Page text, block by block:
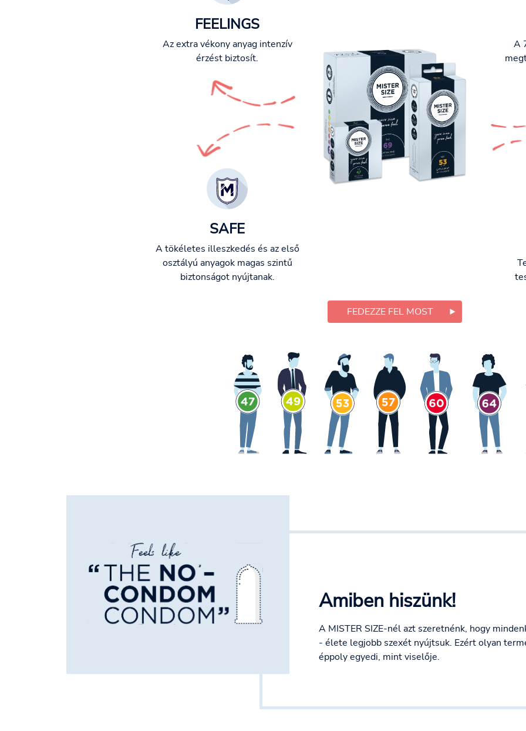
FEELINGS
Az extra vékony anyag intenzív
érzést biztosít.
SAFE
A tökéletes illeszkedés és az első
osztályú anyagok magas szintű
biztonságot nyújtanak.
A
FEDEZZE FEL MOST
Amiben hiszünk!
A MISTER SIZE-nél azt szeretnénk, hogy
- élete legjobb szexét nyújtsuk. Ezért olyan
éppoly egyedi, mint viselője.